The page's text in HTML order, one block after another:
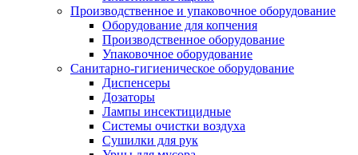
Производственное и упаковочное оборудование
Оборудование для копчения
Производственное оборудование
Упаковочное оборудование
Санитарно-гигиеническое оборудование
Диспенсеры
Дозаторы
Лампы инсектицидные
Системы очистки воздуха
Сушилки для рук